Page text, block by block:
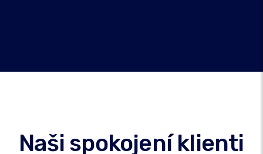
Naši spokojení klienti